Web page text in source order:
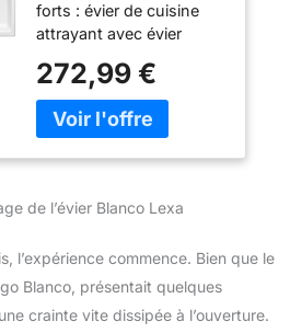
forts : évier de cuisine
attrayant avec évier
supplémentaire pratique
et égouttoir élégant qui
peut également être
système de vidange
de qualité supérieure en
SILGRANIT PuraDur, un
matériau composite de
272,99 €
de l’évier Blanco Lexa
l’expérience commence. Bien que le
Blanco, présentait quelques
crainte vite dissipée à l’ouverture.